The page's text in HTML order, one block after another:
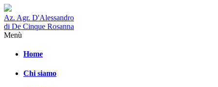
Az. Agr. D'Alessandro
di De Cinque Rosanna
Menù
Home
Chi siamo